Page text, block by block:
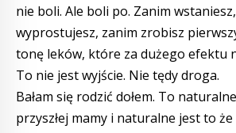
nie boli. Ale boli po. Zanim
wyprostujesz, zanim zrobisz
tonę leków, które za dużego efektu
To nie jest wyjście. Nie tędy droga.
Bałam się rodzić dołem. To
przyszłej mamy i naturalne jest to